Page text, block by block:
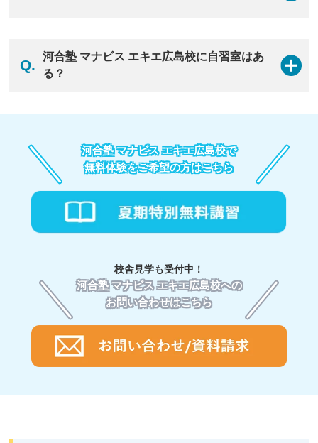
2.学習サポート料 【月額6,600円（税込）】：毎月いた
だく費用です。
3.受講料：お取りいただく講座によって金額が変わりま
す。
講座の種類にもよりますが、目安として「45分×1講」に
つき1,910円（税込）、「60分×1講」につき2,550円（税
込）、「90分×1講」につき3,820円（税込）となり、そ
れに各講座の講数を乗じた金額となります。例えば、
能です。（一部ローン払いをお取扱いしていない校舎が
あります。）また一部の校舎にて「クレジットカード払
い」を受け付けております。
志望校や成績から、一人ひとりに合った学習プランをご提案
詳細は河合塾 マナビス各校舎にお問い合わせください。
向けて必要な力を引き出します。アドバイザーと一緒
に、目標を立てて学習の課題を解決できるので、最短ル
1. 大学受験専門の塾だから、受験に備えて的確で無駄の
河合塾 マナビスは現役合格のための、大学受験に特化し
た塾。
河合塾講師の受験テクニック満載の映像授業と、
最新の受験傾向が反映されたテキスト、河合塾ならでは
の受験のノウハウ、すべての相乗効果と共に、受験指導
のプロであるアドバイザーによる一人ひとりに合ったサ
ポートが受けられます。
様々な経験を持つアドバイザー(社員)が生徒一人ひとり
に対して担当につくので、高校生活や学習法、将来の進
路についてもじっくり相談できます。また、アドバイザ
ーのフォローのもと、学習状況や目標に応じて、学習プ
ランを見直し、志望校合格に向けて、迷わず学習を進め
られます。
Q.
河合塾 マナビス エキエ広島校に自習室はあ
る？
A.
河合塾 マナビス エキエ広島校の自習ブースは一人ひと
多くの生徒さんがご利用いただいています。
詳細は校舎までお問い合わせください。
校舎見学も受付中！
河合塾 マナビス エキエ広島校への
お問い合わせはこちら
河合塾 マナビス エキエ広島校で
無料体験をご希望の方はこちら